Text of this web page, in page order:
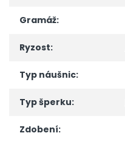
Gramáž:
Ryzost:
Typ náušnic:
Typ šperku:
Zdobení: